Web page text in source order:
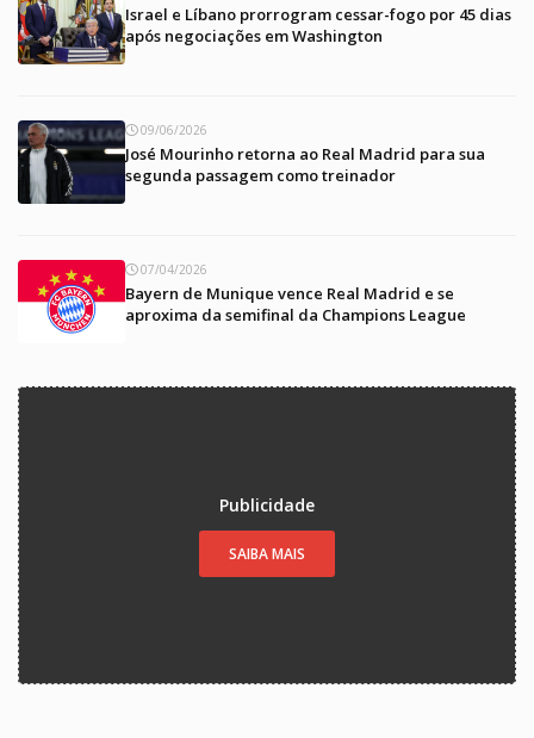
Israel e Líbano prorrogram cessar-fogo por 45 dias
após negociações em Washington
09/06/2026
José Mourinho retorna ao Real Madrid para sua
segunda passagem como treinador
07/04/2026
Bayern de Munique vence Real Madrid e se
aproxima da semifinal da Champions League
Publicidade
SAIBA MAIS